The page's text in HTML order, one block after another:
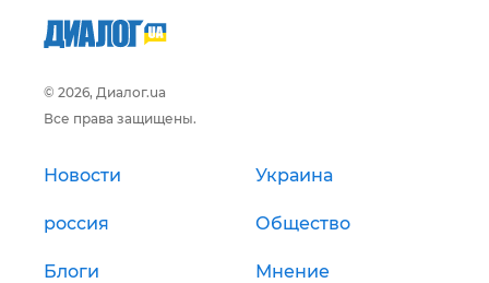
© 2026, Диалог.ua
Все права защищены.
Новости Украина
россия Общество
Блоги Мнение